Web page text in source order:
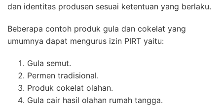
dan identitas produsen sesuai ketentuan yang berlaku.
Beberapa contoh produk gula dan cokelat yang
umumnya dapat mengurus izin PIRT yaitu:
Gula semut.
Permen tradisional.
Produk cokelat olahan.
Gula cair hasil olahan rumah tangga.